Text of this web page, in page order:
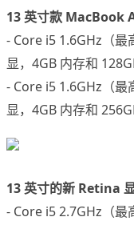
13 英寸款 MacBook
- Core i5 1.6GHz（最
显，4GB 内存和
- Core i5 1.6GHz（最
显，4GB 内存和
13 英寸的新 Retina
- Core i5 2.7GHz（最